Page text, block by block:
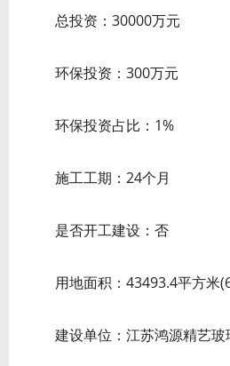
总投资：30000万元
环保投资：300万元
环保投资占比：1%
施工工期：24个月
是否开工建设：否
用地面积：43493.4平方米
建设单位：江苏鸿源精艺玻